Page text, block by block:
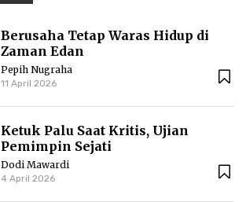
Berusaha Tetap Waras Hidup di
Zaman Edan
Pepih Nugraha
11 April 2026
Ketuk Palu Saat Kritis, Ujian
Pemimpin Sejati
Dodi Mawardi
4 April 2026